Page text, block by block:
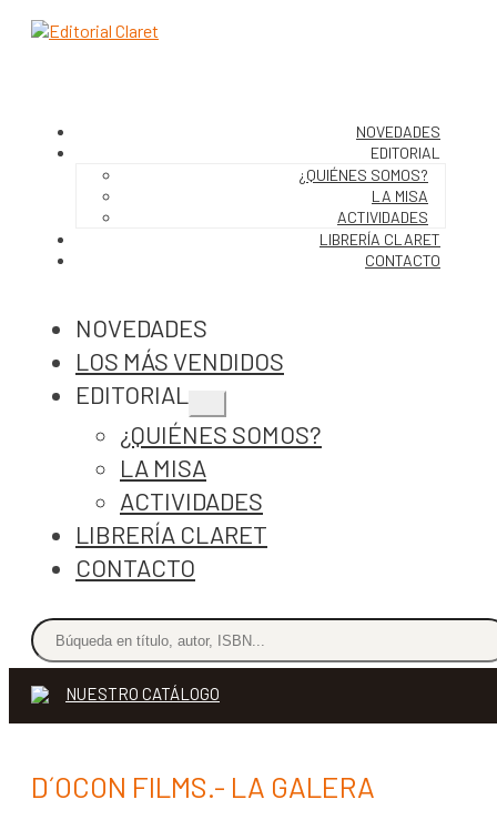
NOVEDADES
EDITORIAL
¿QUIÉNES SOMOS?
LA MISA
ACTIVIDADES
LIBRERÍA CLARET
CONTACTO
NOVEDADES
LOS MÁS VENDIDOS
EDITORIAL
Expandir
el
menú
¿QUIÉNES SOMOS?
LA MISA
ACTIVIDADES
LIBRERÍA CLARET
CONTACTO
NUESTRO CATÁLOGO
D´OCON FILMS.- LA GALERA